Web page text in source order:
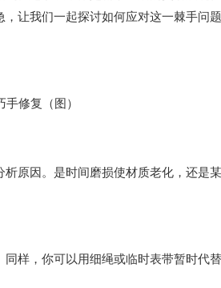
让我们一起探讨如何应对这一棘手问题
原因。是时间磨损使材质老化，还是
样，你可以用细绳或临时表带暂时代替